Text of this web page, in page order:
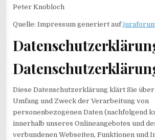
Peter Knobloch
Quelle: Impressum generiert auf
Diese Datenschutzerklärung klärt Sie
Umfang und Zweck der Verarbeitung von
personenbezogenen Daten (nachfolgend
innerhalb unseres Onlineangebotes und
verbundenen Webseiten, Funktionen und